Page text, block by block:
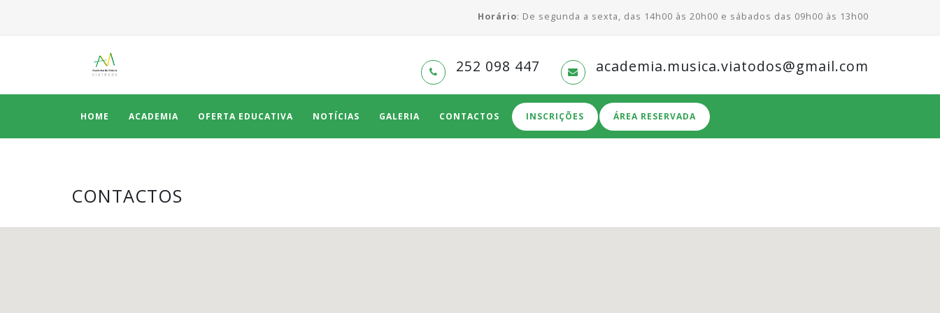
Horário: De segunda a sexta, das 14h00 às 20h00 e sábados das 09h00 às 13h00
252 098 447 academia.musica.viatodos@gmail.com
HOME ACADEMIA OFERTA EDUCATIVA NOTÍCIAS GALERIA CONTACTOS INSCRIÇÕES ÁREA RESERVADA
CONTACTOS